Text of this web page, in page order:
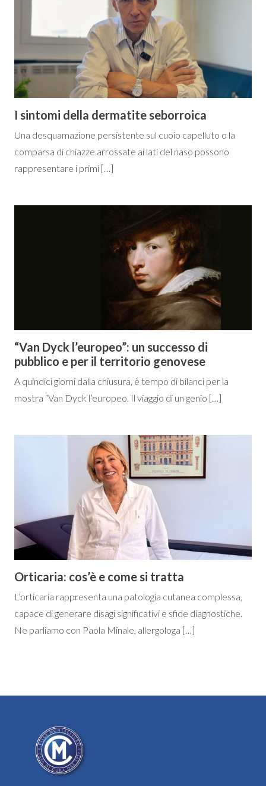
I sintomi della dermatite seborroica
Una desquamazione persistente sul cuoio capelluto o la
comparsa di chiazze arrossate ai lati del naso possono
rappresentare i primi […]
“Van Dyck l’europeo”: un successo di
pubblico e per il territorio genovese
A quindici giorni dalla chiusura, è tempo di bilanci per la
mostra “Van Dyck l’europeo. Il viaggio di un genio […]
Orticaria: cos’è e come si tratta
L’orticaria rappresenta una patologia cutanea complessa,
capace di generare disagi significativi e sfide diagnostiche.
Ne parliamo con Paola Minale, allergologa […]